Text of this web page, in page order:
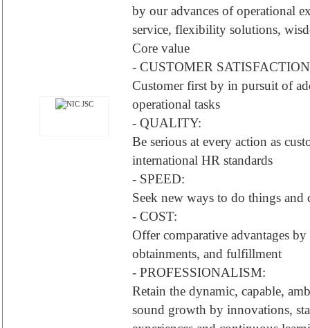
by our advances of operational
service, flexibility solutions,
Core value
- CUSTOMER
Customer first by in pursuit of
operational tasks
- QUALITY:
Be serious at every action as
international HR standards
- SPEED:
Seek new ways to do things and
- COST:
Offer comparative advantages
obtainments, and fulfillment
- PROFESSIONALISM:
Retain the dynamic, capable,
sound growth by innovations,